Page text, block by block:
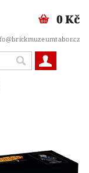
0 Kč